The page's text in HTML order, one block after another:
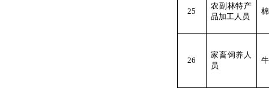
25
农副林特产
品加工人员
26
家畜饲养人
员